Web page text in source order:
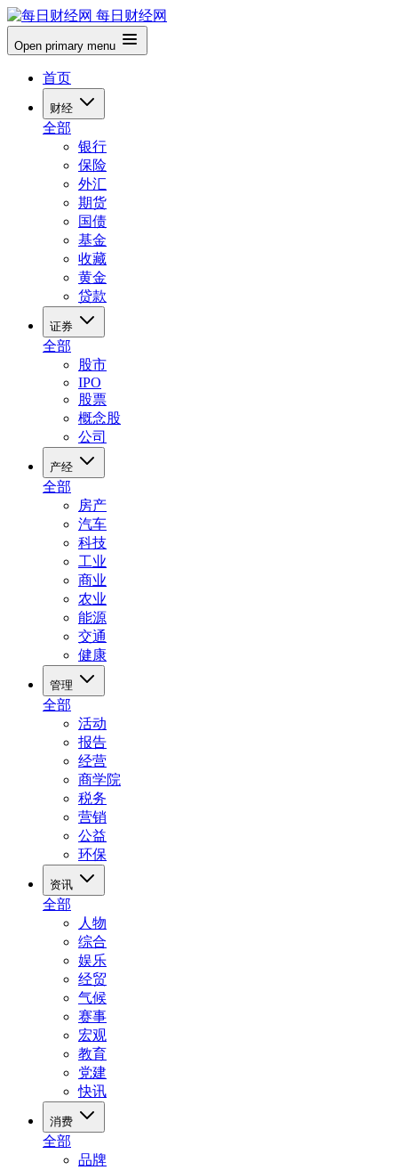
每日财经网
Open primary menu
首页
财经
全部
银行
保险
外汇
期货
国债
基金
收藏
黄金
贷款
证券
全部
股市
IPO
股票
概念股
公司
产经
全部
房产
汽车
科技
工业
商业
农业
能源
交通
健康
管理
全部
活动
报告
经营
商学院
税务
营销
公益
环保
资讯
全部
人物
综合
娱乐
经贸
气候
赛事
宏观
教育
党建
快讯
消费
全部
品牌